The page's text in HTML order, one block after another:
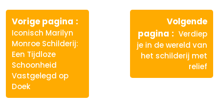
Berichtnavigatie
Vorige pagina
Iconisch Marilyn
Monroe Schilderij:
Een Tijdloze
Schoonheid
Vastgelegd op
Doek
Volgende
pagina
Volgende
bericht:
Verdiep
je in de wereld van
het schilderij met
relief